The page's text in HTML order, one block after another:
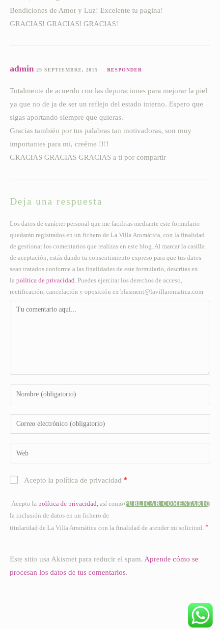
Bendiciones de Amor y Luz! Excelente tu pagina!
GRACIAS! GRACIAS! GRACIAS!
admin 29 SEPTIEMBRE, 2015 RESPONDER
Totalmente de acuerdo con las depuraciones para mejorar la piel
ya que no de ja de ser un reflejo del estado interno. Espero que
sigas aportando siempre que quieras.
Gracias también por tus palabras tan motivadoras, son muy
importantes para mi, creéme !!!!
GRACIAS GRACIAS GRACIAS a ti por compartir
Deja una respuesta
Los datos de carácter personal que me facilitas mediante este formulario
quedarán registrados en un fichero de La Villa Aromática, con la finalidad
de gestionar los comentarios que realizas en este blog. Al marcar la casilla
de aceptación, estás dando tu consentimiento expreso para que tus datos
sean tratados conforme a las finalidades de este formulario, descritas en
la política de privacidad . Puedes ejercitar los derechos de acceso,
rectificación, cancelación y oposición en blasment@lavillaromatica.com
Comentario
Introduce
tu
nombre
usuario
para
Introduce
tu
dirección
electrónico
comentar
Introduce
la
de
Acepto la política de privacidad *
Acepto la política de privacidad, así como
la inclusión de datos en un fichero de
titularidad de La Villa Aromática con la finalidad de atender mi solicitud. *
Este sitio usa Akismet para reducir el spam. Aprende cómo se
procesan los datos de tus comentarios.